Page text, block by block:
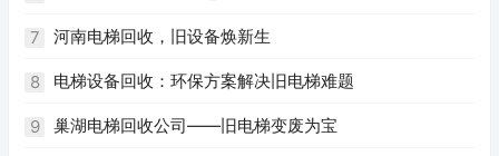
7 河南电梯回收，旧设备焕新生
8 电梯设备回收：环保方案解决旧电梯难题
9 巢湖电梯回收公司——旧电梯变废为宝